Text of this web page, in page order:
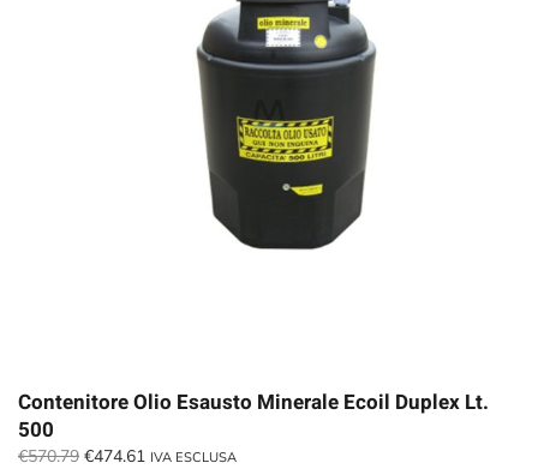
Contenitore Olio Esausto Minerale Ecoil Duplex Lt.
500
€570.79 Il
€474.61 IlIVA ESCLUSA